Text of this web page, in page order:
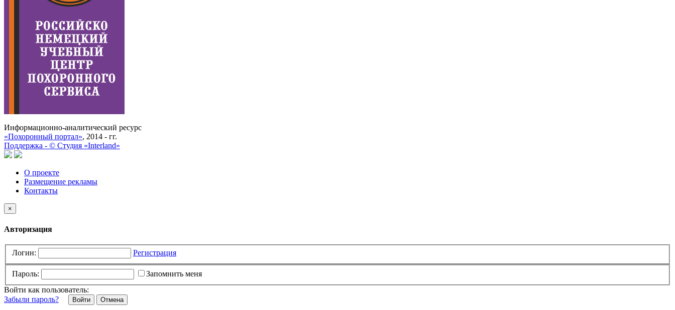
Информационно-аналитический ресурс
«Похоронный портал», 2014 - гг.
Поддержка - © Cтудия «Interland»
О проекте
Размещение рекламы
Контакты
×
Авторизация
Логин: Регистрация
Пароль:
Запомнить меня
Войти как пользователь:
Забыли пароль?
Отмена